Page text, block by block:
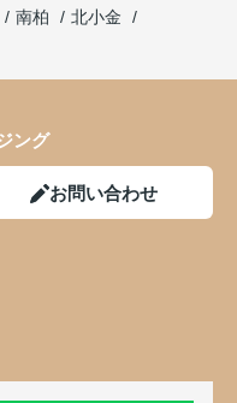
南柏
北小金
ング
お問い合わせ